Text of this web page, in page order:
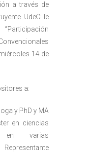
a través de
UdeC le
14 de
a:
y PhD y MA
en ciencias
en varias